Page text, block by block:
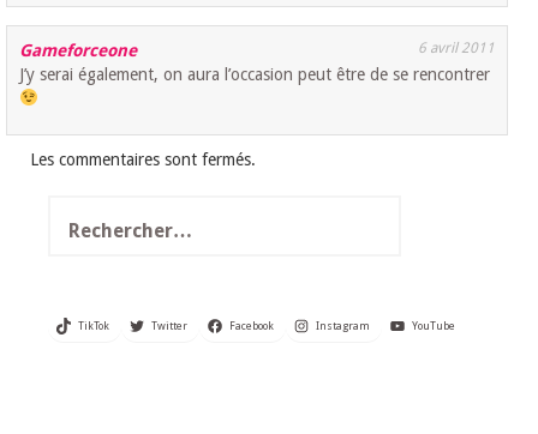
Gameforceone 6 avril 2011
J’y serai également, on aura l’occasion peut être de se rencontrer
Les commentaires sont fermés.
TikTok Twitter Facebook Instagram YouTube